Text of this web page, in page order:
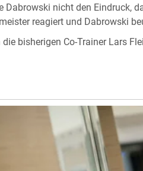
Dabrowski nicht den Eindruck,
reagiert und Dabrowski
bisherigen Co-Trainer Lars